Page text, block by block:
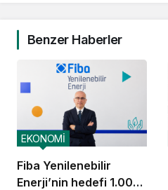
Benzer Haberler
Fiba Yenilenebilir
Enerji’nin hedefi 1.000
EKONOMİ